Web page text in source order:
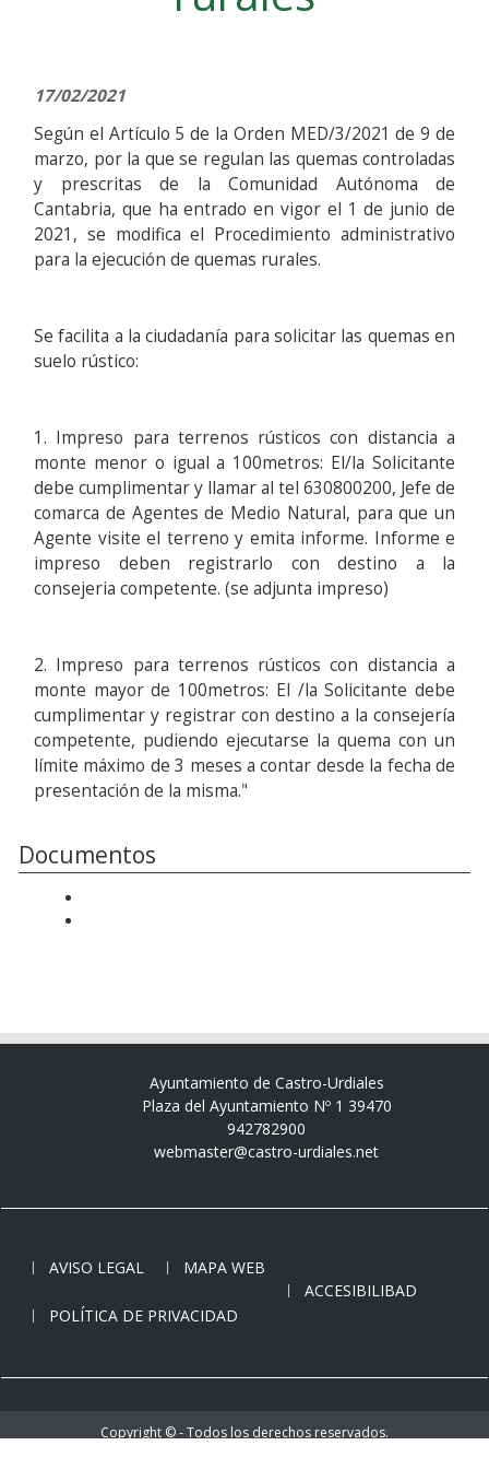
17/02/2021
Según el Artículo 5 de la Orden MED/3/2021 de 9 de
marzo, por la que se regulan las quemas controladas
y prescritas de la Comunidad Autónoma de
Cantabria, que ha entrado en vigor el 1 de junio de
2021, se modifica el Procedimiento administrativo
para la ejecución de quemas rurales.
Se facilita a la ciudadanía para solicitar las quemas en
suelo rústico:
1. Impreso para terrenos rústicos con distancia a
monte menor o igual a 100metros: El/la Solicitante
debe cumplimentar y llamar al tel 630800200, Jefe de
comarca de Agentes de Medio Natural, para que un
Agente visite el terreno y emita informe. Informe e
impreso deben registrarlo con destino a la
consejeria competente. (se adjunta impreso)
2. Impreso para terrenos rústicos con distancia a
monte mayor de 100metros: El /la Solicitante debe
cumplimentar y registrar con destino a la consejería
competente, pudiendo ejecutarse la quema con un
límite máximo de 3 meses a contar desde la fecha de
presentación de la misma."
Documentos
Ayuntamiento de Castro-Urdiales
Plaza del Ayuntamiento Nº 1 39470
942782900
webmaster@castro-urdiales.net
AVISO LEGAL
MAPA WEB
ACCESIBILIBAD
POLÍTICA DE PRIVACIDAD
Copyright © - Todos los derechos reservados.